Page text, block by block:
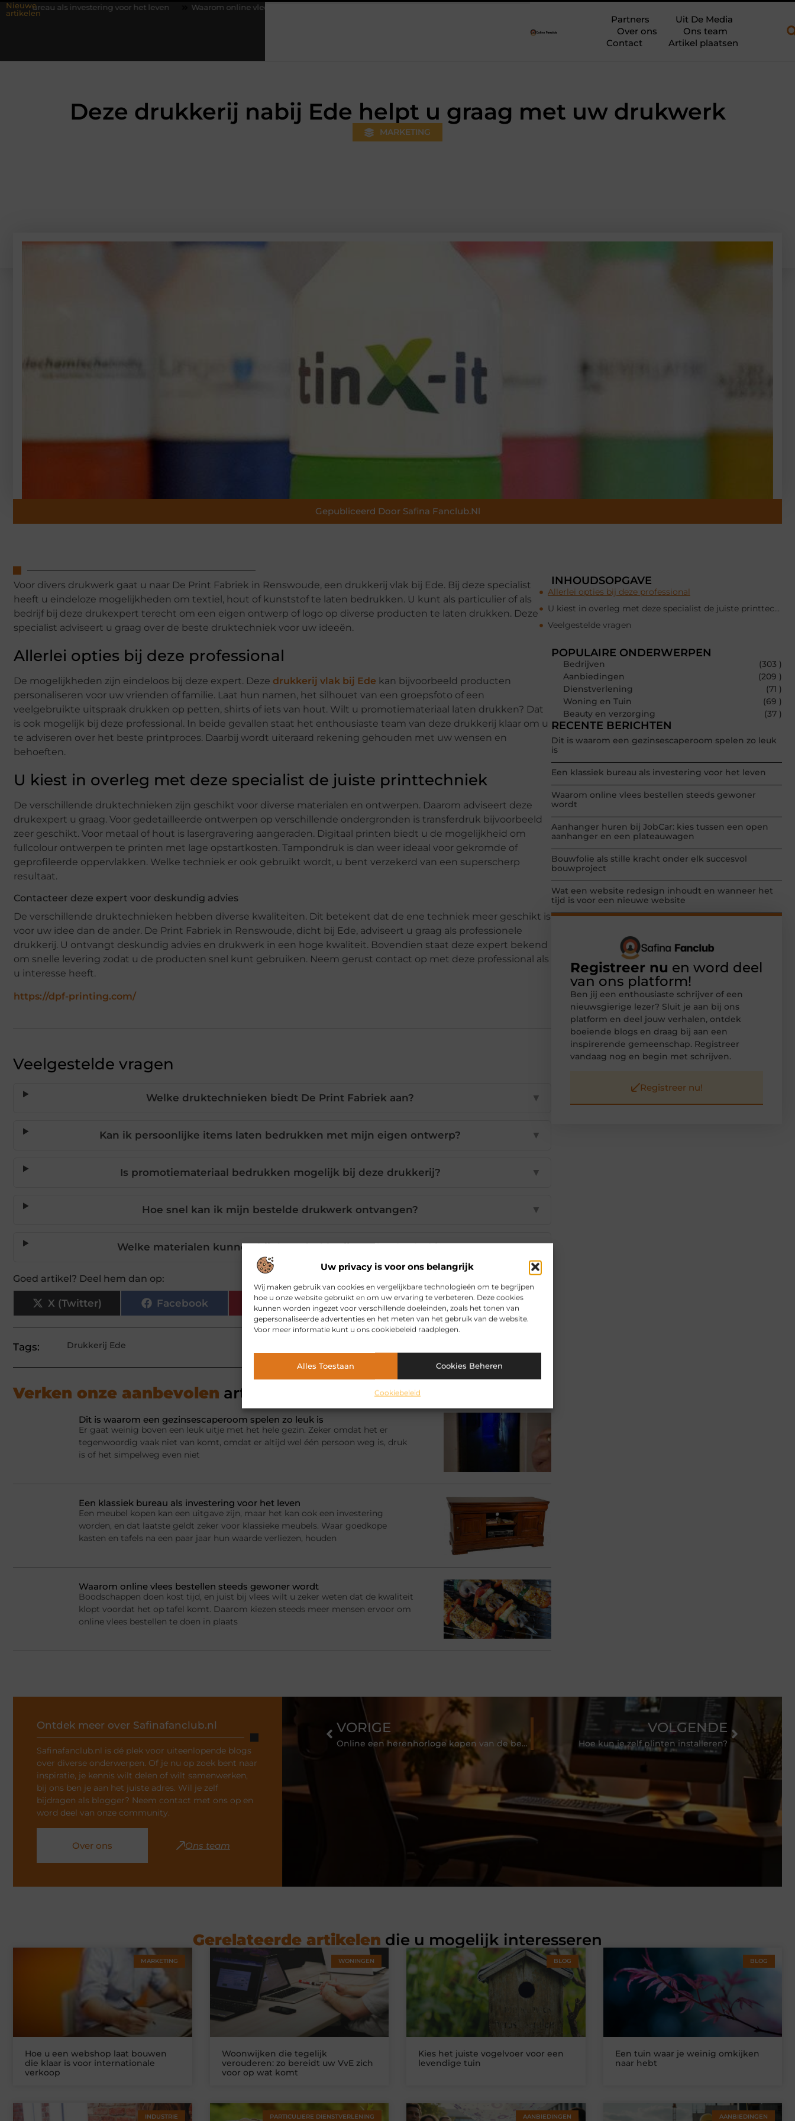
Uw privacy is voor ons belangrijk
Wij maken gebruik van cookies en vergelijkbare technologieën om te begrijpen
hoe u onze website gebruikt en om uw ervaring te verbeteren. Deze cookies
kunnen worden ingezet voor verschillende doeleinden, zoals het tonen van
gepersonaliseerde advertenties en het meten van het gebruik van de website.
Voor meer informatie kunt u ons cookiebeleid raadplegen.
Alles Toestaan Cookies Beheren
Cookiebeleid
Nieuwe
artikelen
investering voor het leven Waarom online vlees bestellen steeds gewoner wordt
Partners
Uit De Media
Over ons
Ons team
Contact
Artikel plaatsen
Deze drukkerij nabij Ede helpt u graag met uw drukwerk
MARKETING
Gepubliceerd Door Safina Fanclub.nl
Voor divers drukwerk gaat u naar De Print Fabriek in Renswoude, een drukkerij vlak bij Ede. Bij deze specialist
heeft u eindeloze mogelijkheden om textiel, hout of kunststof te laten bedrukken. U kunt als particulier of als
bedrijf bij deze drukexpert terecht om een eigen ontwerp of logo op diverse producten te laten drukken. Deze
specialist adviseert u graag over de beste druktechniek voor uw ideeën.
Allerlei opties bij deze professional
De mogelijkheden zijn eindeloos bij deze expert. Deze drukkerij vlak bij Ede kan bijvoorbeeld producten
personaliseren voor uw vrienden of familie. Laat hun namen, het silhouet van een groepsfoto of een
veelgebruikte uitspraak drukken op petten, shirts of iets van hout. Wilt u promotiemateriaal laten drukken? Dat
is ook mogelijk bij deze professional. In beide gevallen staat het enthousiaste team van deze drukkerij klaar om u
te adviseren over het beste printproces. Daarbij wordt uiteraard rekening gehouden met uw wensen en
behoeften.
U kiest in overleg met deze specialist de juiste printtechniek
De verschillende druktechnieken zijn geschikt voor diverse materialen en ontwerpen. Daarom adviseert deze
drukexpert u graag. Voor gedetailleerde ontwerpen op verschillende ondergronden is transferdruk bijvoorbeeld
zeer geschikt. Voor metaal of hout is lasergravering aangeraden. Digitaal printen biedt u de mogelijkheid om
fullcolour ontwerpen te printen met lage opstartkosten. Tampondruk is dan weer ideaal voor gekromde of
geprofileerde oppervlakken. Welke techniek er ook gebruikt wordt, u bent verzekerd van een superscherp
resultaat.
Contacteer deze expert voor deskundig advies
De verschillende druktechnieken hebben diverse kwaliteiten. Dit betekent dat de ene techniek meer geschikt is
voor uw idee dan de ander. De Print Fabriek in Renswoude, dicht bij Ede, adviseert u graag als professionele
drukkerij. U ontvangt deskundig advies en drukwerk in een hoge kwaliteit. Bovendien staat deze expert bekend
om snelle levering zodat u de producten snel kunt gebruiken. Neem gerust contact op met deze professional als
u interesse heeft.
https://dpf-printing.com/
Veelgestelde vragen
Welke druktechnieken biedt De Print Fabriek aan? ▼
Kan ik persoonlijke items laten bedrukken met mijn eigen ontwerp? ▼
Is promotiemateriaal bedrukken mogelijk bij deze drukkerij? ▼
Hoe snel kan ik mijn bestelde drukwerk ontvangen? ▼
Welke materialen kunnen bij deze drukkerij worden bedruki? ▼
Goed artikel? Deel hem dan op:
X (Twitter) Facebook Pinterest LinkedIn Email
Tags: Drukkerij Ede
Verken onze aanbevolen artikelen voor jou.
Dit is waarom een gezinsescaperoom spelen zo leuk is
Er gaat weinig boven een leuk uitje met het hele gezin. Zeker omdat het er
tegenwoordig vaak niet van komt, omdat er altijd wel één persoon weg is, druk
is of het simpelweg even niet
Een klassiek bureau als investering voor het leven
Een meubel kopen kan een uitgave zijn, maar het kan ook een investering
worden, en dat laatste geldt zeker voor klassieke meubels. Waar goedkope
kasten en tafels na een paar jaar hun waarde verliezen, houden
Waarom online vlees bestellen steeds gewoner wordt
Boodschappen doen kost tijd, en juist bij vlees wilt u zeker weten dat de kwaliteit
klopt voordat het op tafel komt. Daarom kiezen steeds meer mensen ervoor om
online vlees bestellen te doen in plaats
INHOUDSOPGAVE
Allerlei opties bij deze professional
U kiest in overleg met deze specialist de juiste printtechniek
Veelgestelde vragen
POPULAIRE ONDERWERPEN
Bedrijven
(303 )
Aanbiedingen
(209 )
Dienstverlening
(71 )
Woning en Tuin
(69 )
Beauty en verzorging
(37 )
RECENTE BERICHTEN
Dit is waarom een gezinsescaperoom spelen zo leuk
is
Een klassiek bureau als investering voor het leven
Waarom online vlees bestellen steeds gewoner
wordt
Aanhanger huren bij JobCar: kies tussen een open
aanhanger en een plateauwagen
Bouwfolie als stille kracht onder elk succesvol
bouwproject
Wat een website redesign inhoudt en wanneer het
tijd is voor een nieuwe website
Registreer nu en word deel
van ons platform!
Ben jij een enthousiaste schrijver of een
nieuwsgierige lezer? Sluit je aan bij ons
platform en deel jouw verhalen, ontdek
boeiende blogs en draag bij aan een
inspirerende gemeenschap. Registreer
vandaag nog en begin met schrijven.
Registreer nu!
Ontdek meer over Safinafanclub.nl
Safinafanclub.nl is dé plek voor uiteenlopende blogs
over diverse onderwerpen. Of je nu op zoek bent naar
inspiratie, je kennis wilt delen of wilt samenwerken,
bij ons ben je aan het juiste adres. Wil je zelf
bijdragen als blogger? Neem contact met ons op en
word deel van onze community.
Over ons Ons team
VORIGE
Online een herenhorloge kopen van de beste kwaliteit
VOLGENDE
Hoe kun je zelf plinten installeren?
Gerelateerde artikelen die u mogelijk interesseren
MARKETING
Hoe u een webshop laat bouwen
die klaar is voor internationale
verkoop
WONINGEN
Woonwijken die tegelijk
verouderen: zo bereidt uw VvE zich
voor op wat komt
BLOG
Kies het juiste vogelvoer voor een
levendige tuin
BLOG
Een tuin waar je weinig omkijken
naar hebt
INDUSTRIE PARTICULIERE DIENSTVERLENING AANBIEDINGEN AANBIEDINGEN